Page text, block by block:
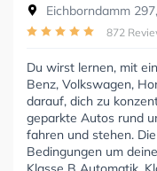
Eichborndamm
872
Du wirst lernen, mit
Benz, Volkswagen,
darauf, dich zu
geparkte Autos rund
fahren und stehen.
Bedingungen um